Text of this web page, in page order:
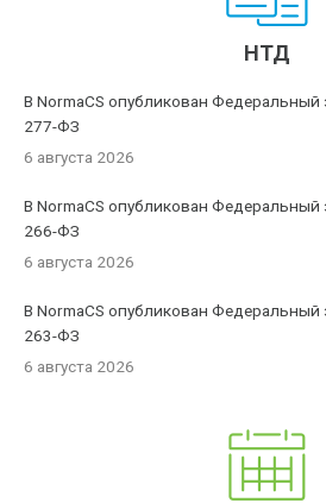
НТД
В NormaCS опубликован
277-ФЗ
6 августа 2026
В NormaCS опубликован
266-ФЗ
6 августа 2026
В NormaCS опубликован
263-ФЗ
6 августа 2026